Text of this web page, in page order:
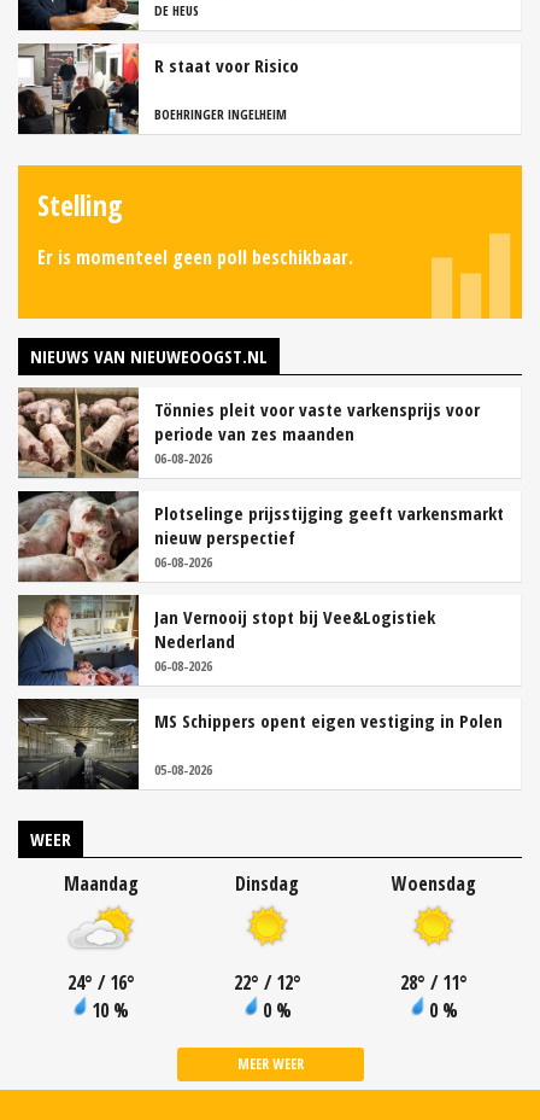
DE HEUS
R staat voor Risico
BOEHRINGER INGELHEIM
Stelling
Er is momenteel geen poll beschikbaar.
NIEUWS VAN NIEUWEOOGST.NL
Tönnies pleit voor vaste varkensprijs voor
periode van zes maanden
06-08-2026
Plotselinge prijsstijging geeft varkensmarkt
nieuw perspectief
06-08-2026
Jan Vernooij stopt bij Vee&Logistiek
Nederland
06-08-2026
MS Schippers opent eigen vestiging in Polen
05-08-2026
WEER
Maandag
24° / 16°
10 %
Dinsdag
22° / 12°
0 %
Woensdag
28° / 11°
0 %
MEER WEER